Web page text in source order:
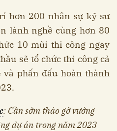
hơn 200 nhân sự kỹ sư
lành nghề cùng hơn 80
10 mũi thi công ngay
sẽ tổ chức thi công cả
phấn đấu hoàn thành
: Cần sớm tháo gỡ vướng
dự án trong năm 2023